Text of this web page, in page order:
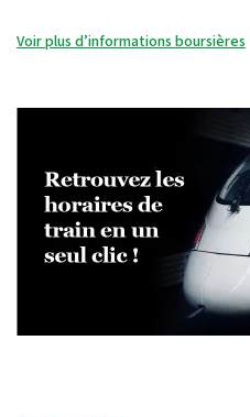
Voir plus d’informations boursières